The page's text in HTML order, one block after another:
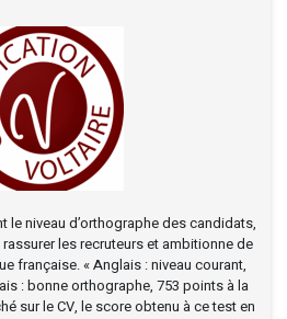
le niveau d’orthographe des candidats,
les recruteurs et ambitionne de
française. « Anglais : niveau courant,
: bonne orthographe, 753 points à la
sur le CV, le score obtenu à ce test en